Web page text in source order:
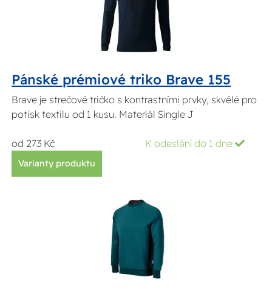
Pánské prémiové triko Brave 155
Brave je strečové tričko s kontrastními prvky, skvělé pro
potisk textilu od 1 kusu. Materiál Single J
od 273 Kč K odeslání do 1 dne
Varianty produktu